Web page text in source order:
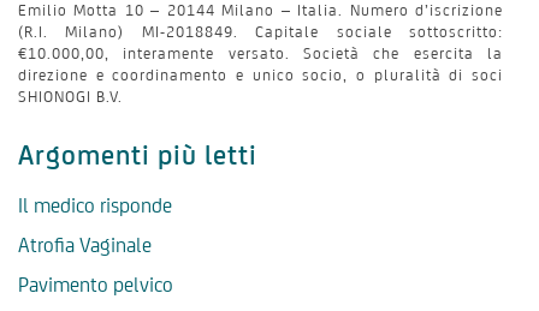
Emilio Motta 10 – 20144 Milano – Italia. Numero d’iscrizione
(R.I. Milano) MI-2018849. Capitale sociale sottoscritto:
€10.000,00, interamente versato. Società che esercita la
direzione e coordinamento e unico socio, o pluralità di soci
SHIONOGI B.V.
Argomenti più letti
Il medico risponde
Atrofia Vaginale
Pavimento pelvico